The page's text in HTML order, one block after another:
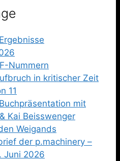
Nummern
in kritischer Zeit
11
mit
Kai Beisswenger
Weigands
der p.machinery –
Juni 2026